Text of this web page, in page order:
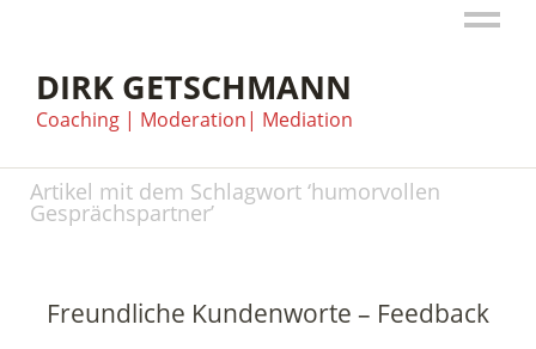
DIRK GETSCHMANN
Coaching | Moderation| Mediation
Artikel mit dem Schlagwort ‘humorvollen
Gesprächspartner’
Freundliche Kundenworte – Feedback